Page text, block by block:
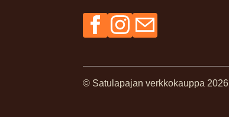
FacebookInstagramSähköposti
© Satulapajan verkkokauppa 2026